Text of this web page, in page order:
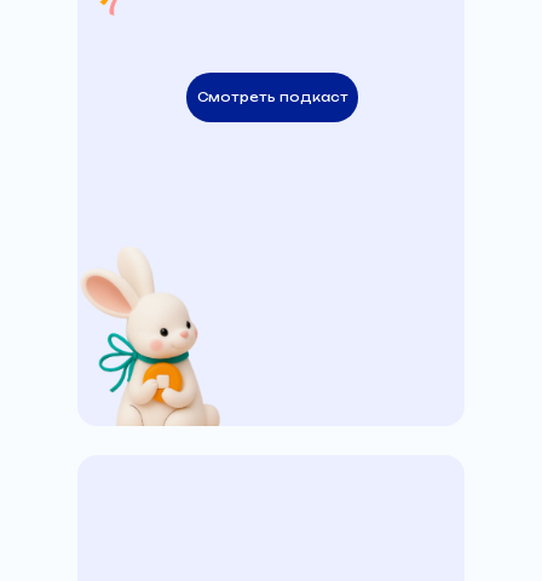
Смотреть подкаст